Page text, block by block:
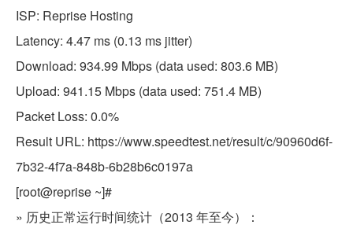
ISP: Reprise Hosting
Latency: 4.47 ms (0.13 ms jitter)
Download: 934.99 Mbps (data used: 803.6 MB)
Upload: 941.15 Mbps (data used: 751.4 MB)
Packet Loss: 0.0%
Result URL: https://www.speedtest.net/result/c/90960d6f-
7b32-4f7a-848b-6b28b6c0197a
[root@reprise ~]#
» 历史正常运行时间统计（2013 年至今）：